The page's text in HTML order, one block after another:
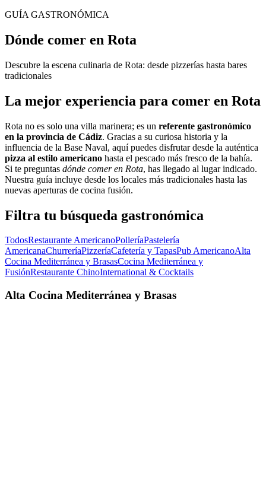
GUÍA GASTRONÓMICA
Dónde comer en Rota
Descubre la escena culinaria de Rota: desde pizzerías hasta bares
tradicionales
La mejor experiencia para comer en Rota
Rota no es solo una villa marinera; es un referente gastronómico
en la provincia de Cádiz. Gracias a su curiosa historia y la
influencia de la Base Naval, aquí puedes disfrutar desde la auténtica
pizza al estilo americano hasta el pescado más fresco de la bahía.
Si te preguntas dónde comer en Rota, has llegado al lugar indicado.
Nuestra guía incluye desde los locales más tradicionales hasta las
nuevas aperturas de cocina fusión.
Filtra tu búsqueda gastronómica
TodosRestaurante AmericanoPolleríaPastelería
AmericanaChurreríaPizzeríaCafetería y TapasPub AmericanoAlta
Cocina Mediterránea y BrasasCocina Mediterránea y
FusiónRestaurante ChinoInternational & Cocktails
Alta Cocina Mediterránea y Brasas